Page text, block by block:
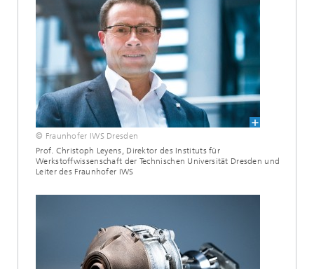
© Fraunhofer IWS Dresden
Prof. Christoph Leyens, Direktor des Instituts für
Werkstoffwissenschaft der Technischen Universität Dresden und
Leiter des Fraunhofer IWS